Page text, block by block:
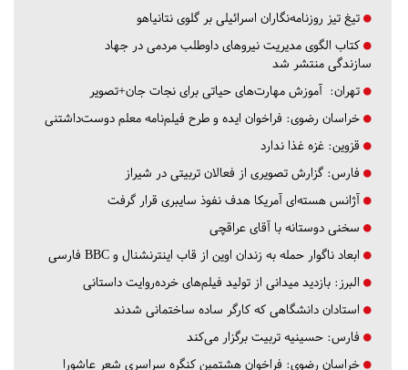
تیغ تیز روزنامه‌نگاران اسرائیلی بر گلوی نتانیاهو
کتاب الگوی مدیریت نیروهای داوطلب مردمی در جهاد
سازندگی منتشر شد
تهران: آموزش مهارت‌های حیاتی برای نجات جان+تصویر
خراسان رضوی: فراخوان ایده و طرح فیلم‌نامه معلم دوست‌داشتنی
قزوین: غزه غذا ندارد
فارس: گزارش تصویری از فعالان تربیتی در شیراز
آژانس هسته‌ای آمریکا هدف نفوذ سایبری قرار گرفت
سخنی دوستانه با آقای عراقچی
ابعاد ناگوار حمله به زندان اوین از قاب اینترنشنال و BBC فارسی
البرز: بازدید میدانی از تولید فیلم‌های خرده‌روایت داستانی
استادان دانشگاهی که کارگر ساده ساختمانی شدند
فارس: حسینیه تربیت برگزار می‌کند
خراسان رضوی: فراخوان هشتمین کنگره سراسری شعر عاشورا